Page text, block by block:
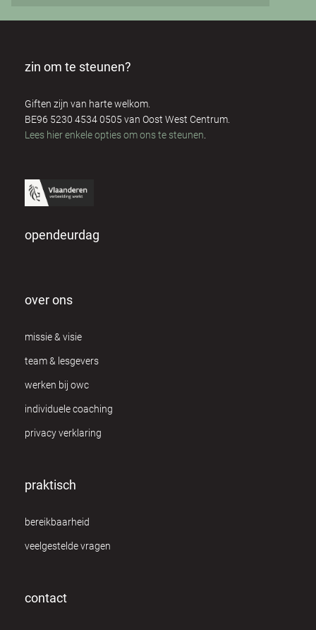
zin om te steunen?
Giften zijn van harte welkom.
BE96 5230 4534 0505 van Oost West Centrum.
Lees hier enkele opties om ons te steunen
opendeurdag
over ons
missie & visie
team & lesgevers
werken bij owc
individuele coaching
privacy verklaring
praktisch
bereikbaarheid
veelgestelde vragen
contact